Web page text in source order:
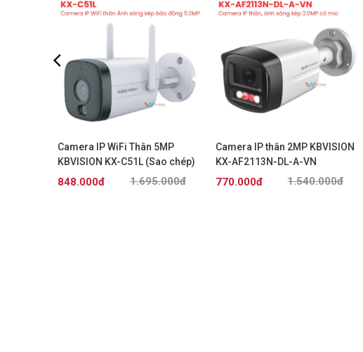
Camera IP WiFi Thân 5MP
KBVISION KX-C51L (Sao chép)
1.695.000đ
848.000đ
Camera IP thân 2MP KBVISION
KX-AF2113N-DL-A-VN
1.540.000đ
770.000đ